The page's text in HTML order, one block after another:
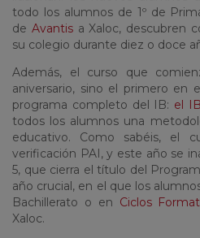
todo los alumnos de 1º de
de Avantisa Xaloc, descubren
su colegio durante diez o doce
Además, el curso que
aniversario, sino el primero en
programa completo del IB: el
todos los alumnos una
educativo. Como sabéis, el
verificación PAI, y este año se
5, que cierra el título del
año crucial, en el que los
Bachillerato o en Ciclos
Xaloc.